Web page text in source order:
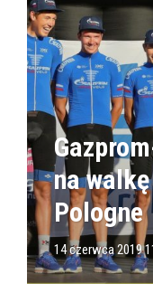
na
Pologne
14 czerwca 2019